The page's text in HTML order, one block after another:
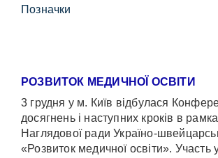
Позначки
РОЗВИТОК МЕДИЧНОЇ ОСВІТИ
3 грудня у м. Київ відбулася
досягнень і наступних кроків в
Наглядової ради Україно-
«Розвиток медичної освіти». Участь